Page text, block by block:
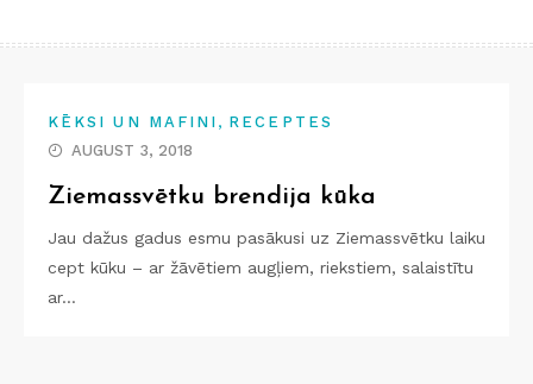
KĒKSI UN MAFINI , RECEPTES
AUGUST 3, 2018
Ziemassvētku brendija kūka
Jau dažus gadus esmu pasākusi uz Ziemassvētku laiku
cept kūku – ar žāvētiem augļiem, riekstiem, salaistītu
ar…